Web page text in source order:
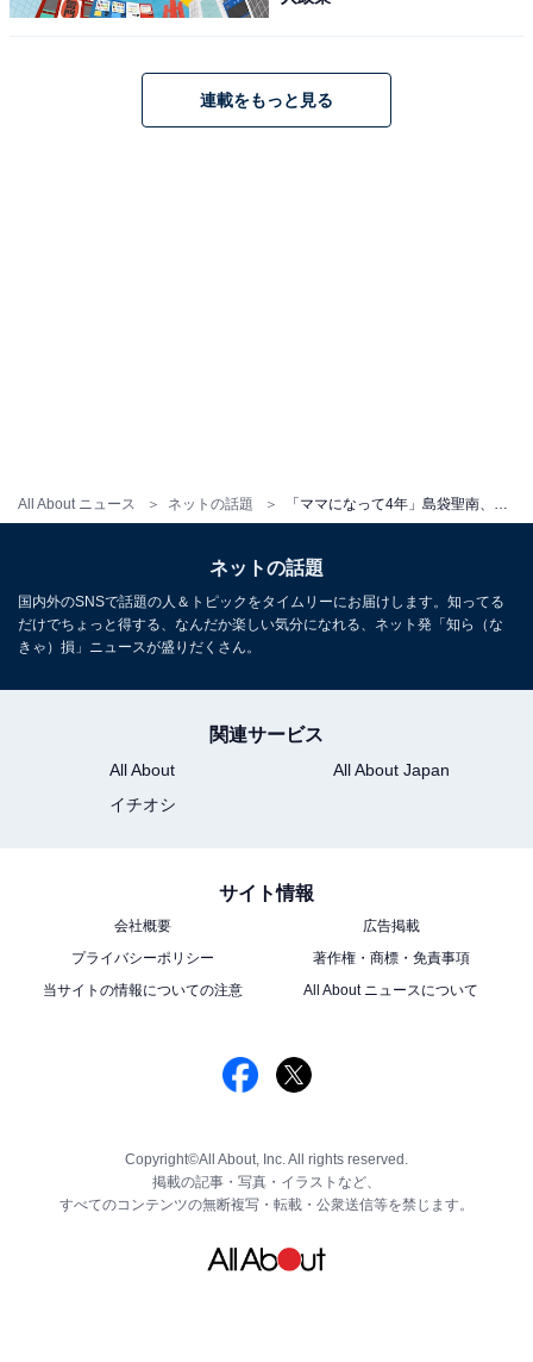
All About ニュース ネットの話題
連載をもっと見る
ネットの話題
国内外のSNSで話題の人＆トピックをタイムリーにお届けします。知ってる
だけでちょっと得する、なんだか楽しい気分になれる、ネット発「知ら（な
きゃ）損」ニュースが盛りだくさん。
関連サービス
All About
All About Japan
イチオシ
サイト情報
会社概要
広告掲載
プライバシーポリシー
著作権・商標・免責事項
当サイトの情報についての注意
All About ニュースについて
Copyright©All About, Inc. All rights reserved.
掲載の記事・写真・イラストなど、
すべてのコンテンツの無断複写・転載・公衆送信等を禁じます。